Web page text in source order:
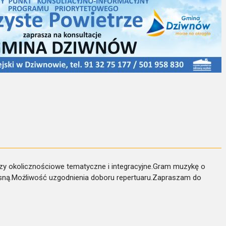
okolicznościowe tematyczne i integracyjne.Gram muzykę o
uzgodnienia doboru repertuaru.Zapraszam do